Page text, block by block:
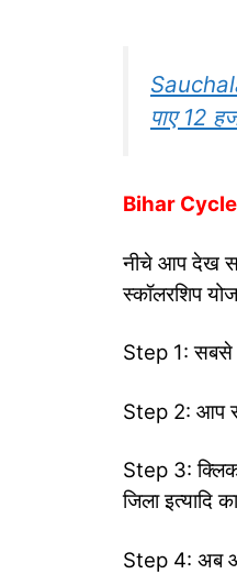
पाए 12
Bihar
नीचे आप देख
स्कॉलरशिप
Step 1: सबसे
Step 2: आप
Step 3: क्लिक
जिला इत्यादि
Step 4: अब